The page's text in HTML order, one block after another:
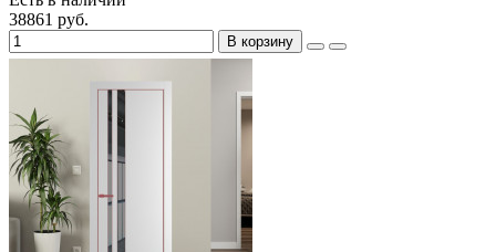
38861 руб.
В корзину